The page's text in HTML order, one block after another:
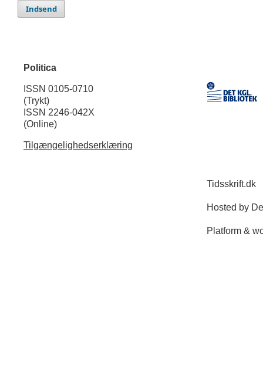
Indsend
Politica
ISSN 0105-0710
(Trykt)
ISSN 2246-042X
(Online)
Tilgængelighedserklæring